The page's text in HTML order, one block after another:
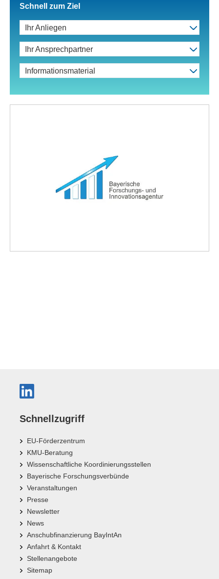
Schnell zum Ziel
Ihr Anliegen
Ihr Ansprechpartner
Informationsmaterial
Schnellzugriff
EU-Förderzentrum
KMU-Beratung
Wissenschaftliche Koordinierungsstellen
Bayerische Forschungsverbünde
Veranstaltungen
Presse
Newsletter
News
Anschubfinanzierung BayIntAn
Anfahrt & Kontakt
Stellenangebote
Sitemap